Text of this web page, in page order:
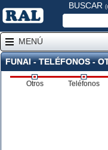
BUSCAR
MENÚ
FUNAI - TELÉFONOS -
Otros Teléfonos